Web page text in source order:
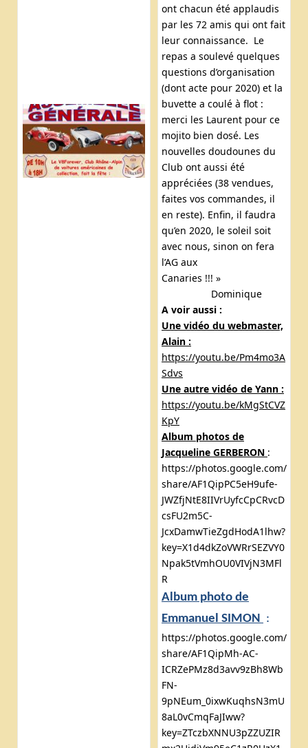
ont chacun été applaudis
par les 72 amis qui ont fait
leur connaissance. Le
repas a soulevé quelques
questions d’organisation
(dont acte pour 2020) et la
buvette a coulé à flot :
merci les Laurent pour ce
mojito bien dosé. Les
nouvelles doudounes du
Club ont aussi été
appréciées (38 vendues,
faites vos commandes, il
en reste). Enfin, il faudra
qu’en 2020, le soleil soit
avec nous, sinon on fera
l’AG aux
Canaries !!! »
Dominique
A voir aussi :
Une vidéo du webmaster,
Alain :
https://youtu.be/Pm4mo3A
Sdvs
Une autre vidéo de Yann :
https://youtu.be/kMgStCVZ
KpY
Album photos de
Jacqueline GERBERON :
https://photos.google.com/
share/AF1QipPC5eH9ufe-
JWZfjNtE8IIVrUyfcCpCRvcD
csFU2m5C-
JcxDamwTieZgdHodA1lhw?
key=X1d4dkZoVWRrSEZVY0
Npak5tVmhOU0VIVjN3MFl
R
Album photo de
Emmanuel SIMON
:
https://photos.google.com/
share/AF1QipMh-AC-
ICRZePMz8d3avv9zBh8Wb
FN-
9pNEum_0ixwKuqhsN3mU
8aL0vCmqFaJIww?
key=ZTczbXNNU3pZZUZIR